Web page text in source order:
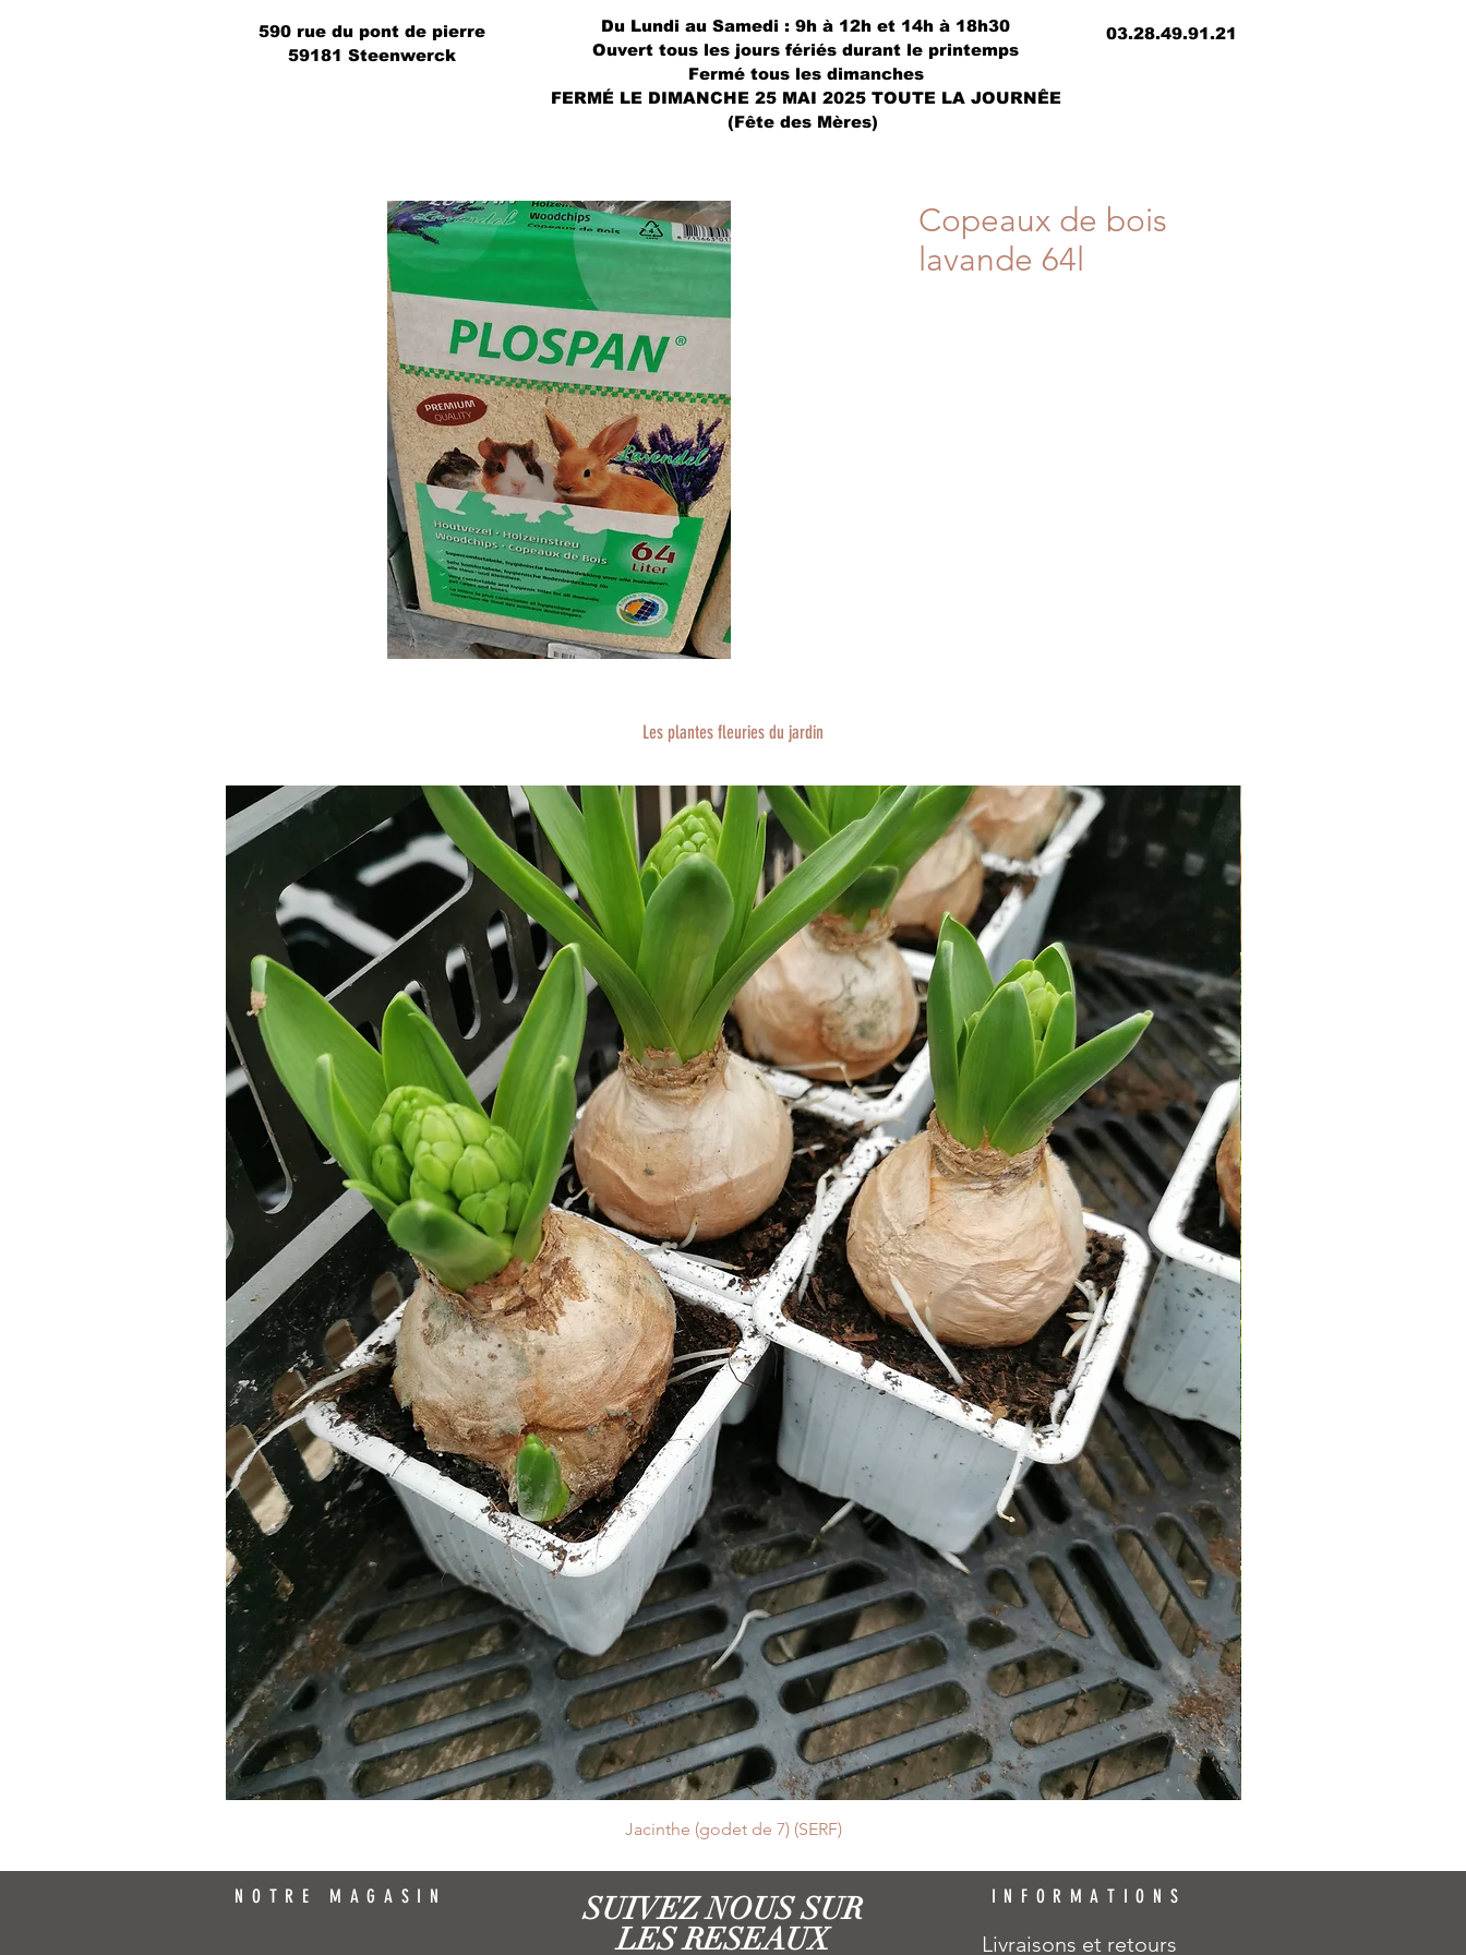
590 rue du pont de pierre
59181 Steenwerck
Du Lundi au Samedi : 9h à 12h et 14h à 18h30
Ouvert tous les jours fériés durant le printemps
Fermé tous les dimanches
FERMÉ LE DIMANCHE 25 MAI 2025 TOUTE LA JOURNÊE
(Fête des Mères)
03.28.49.91.21
Copeaux de bois
lavande 64l
Les plantes fleuries du jardin
Jacinthe (godet de 7) (SERF)
NOTRE MAGASIN
SUIVEZ NOUS SUR
LES RESEAUX
INFORMATIONS
Livraisons et retours